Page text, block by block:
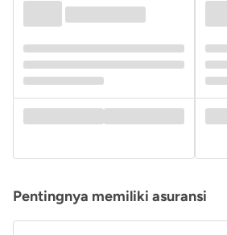
Pentingnya memiliki asuransi